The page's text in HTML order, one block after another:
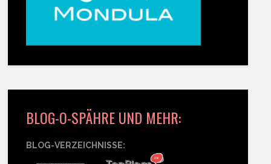
BLOG-O-SPÄHRE UND MEHR:
BLOG-VERZEICHNISSE: